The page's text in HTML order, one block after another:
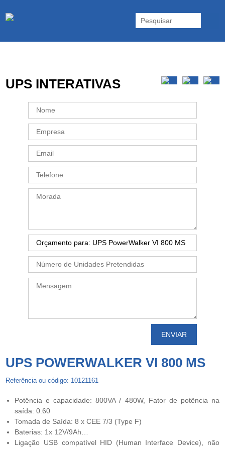
Inversores e acessórios. Portugal.
UPS INTERATIVAS
UPS POWERWALKER VI 800 MS
Referência ou código: 10121161
Potência e capacidade: 800VA / 480W, Fator de potência na
saída: 0.60
Tomada de Saída: 8 x CEE 7/3 (Type F)
Baterias: 1x 12V/9Ah…
Ligação USB compatível HID (Human Interface Device), não